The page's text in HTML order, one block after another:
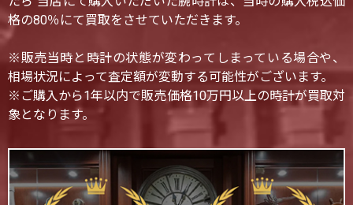
格の80％にて買取をさせていただきます。
※販売当時と時計の状態が変わってしまっている場合や、
相場状況によって査定額が変動する可能性がございます。
※ご購入から1年以内で販売価格10万円以上の時計が買取対
象となります。